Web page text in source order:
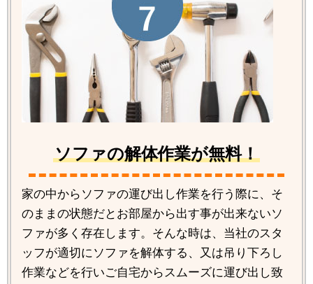
ソファの解体作業が無料！
家の中からソファの運び出し作業を行う際に、そ
のままの状態だとお部屋から出す事が出来ないソ
ファが多く存在します。そんな時は、当社のスタ
ッフが適切にソファを解体する、又は吊り下ろし
作業などを行いご自宅からスムーズに運び出し致